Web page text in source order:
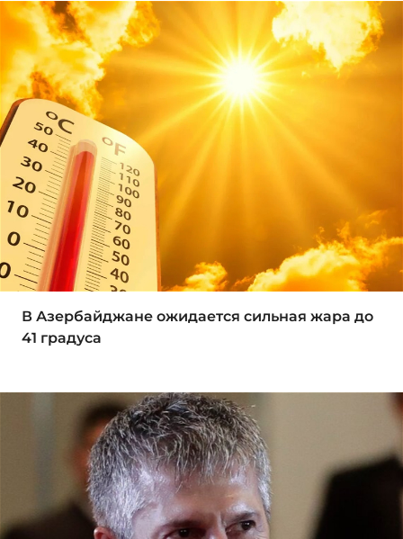
В Азербайджане ожидается сильная жара до
41 градуса